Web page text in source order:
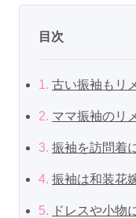
目次
1. 古い振袖もリ
2. ママ振袖のリ
3. 振袖を訪問着
4. 振袖は和装花
5. ドレスや小物